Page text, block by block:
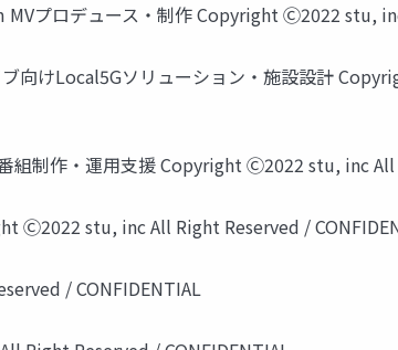
MVプロデュース・制作 Copyright Ⓒ2022 stu,
向けLocal5Gソリューション・施設設計
組制作・運用支援 Copyright Ⓒ2022 stu, inc
Ⓒ2022 stu, inc All Right Reserved /
/ CONFIDENTIAL